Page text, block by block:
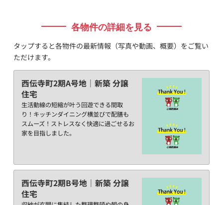
各物件の詳細を見る
タップすると各物件の最新情報（写真や動画、概要）をご覧い
ただけます。
西伝寺町2期A号地｜新築 分譲
住宅
生活動線の短縮が叶う回遊できる間取
り！キッチンダイニング横並びで配膳も
スムーズ！ストレスなく快適に過ごせるお
家を目指しました。
西伝寺町2期B号地｜新築 分譲
住宅